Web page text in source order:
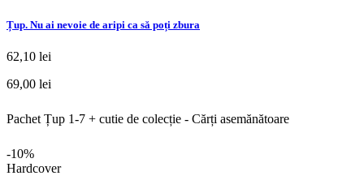
Țup. Nu ai nevoie de aripi ca să poți zbura
62,10 lei
69,00 lei
Pachet Țup 1-7 + cutie de colecție - Cărți asemănătoare
-10%
Hardcover